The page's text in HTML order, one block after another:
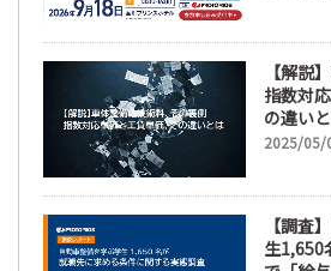
【解説
指数対
の違い
2025/05/
【調査
生1,650